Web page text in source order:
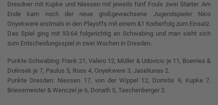
Dresdner mit Kupke und Niessen mit jeweils fünf Fouls zwei Starter. Am
Ende kam noch der neue großgewachsene Jugendspieler Nico
Onyekwere erstmals in den Playoffs mit einem &1 Korberfolg zum Einsatz.
Das Spiel ging mit 93:64 folgerichtig an Schwabing und man sieht sich
zum Entscheidungsspiel in zwei Wochen in Dresden.
Punkte Schwabing: Frank 21, Valero 12, Müller & Udovicic je 11, Boerries &
Dolinsek je 7, Paulus 5, Roos 4, Onyekwere 3, Jaseliunas 2.
Punkte Dresden: Niessen 17, von der Wippel 12, Domrös 9, Kupke 7,
Briesemeister & Wenczel je 6, Donath 5, Taschenberger 2.